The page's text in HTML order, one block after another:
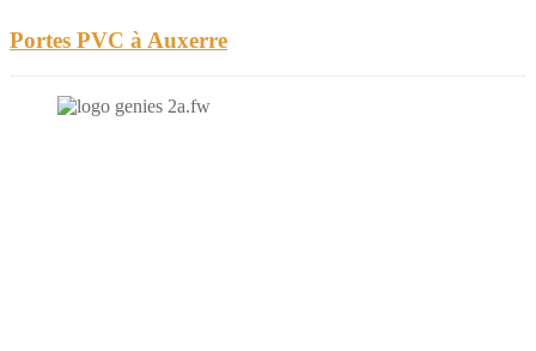
Portes PVC à Auxerre